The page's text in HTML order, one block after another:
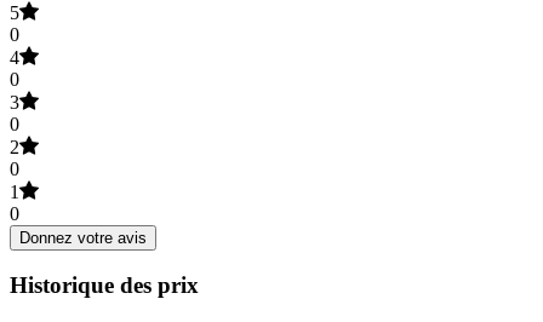
5
0
4
0
3
0
2
0
1
0
Donnez votre avis
Historique des prix